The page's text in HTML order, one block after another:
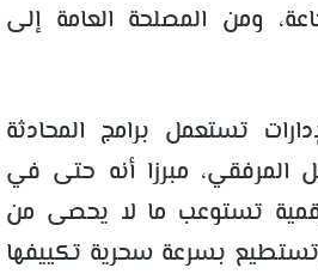
ومن المصلحة العامة إلى
تستعمل برامج المحادثة
المرفقي، مبرزا أنه حتى في
تستوعب ما لا يحصى من
وتستطيع بسرعة سحرية تكييفها